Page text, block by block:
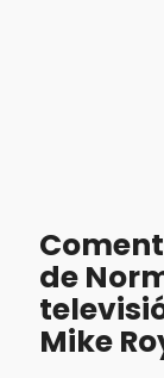
de
Mike